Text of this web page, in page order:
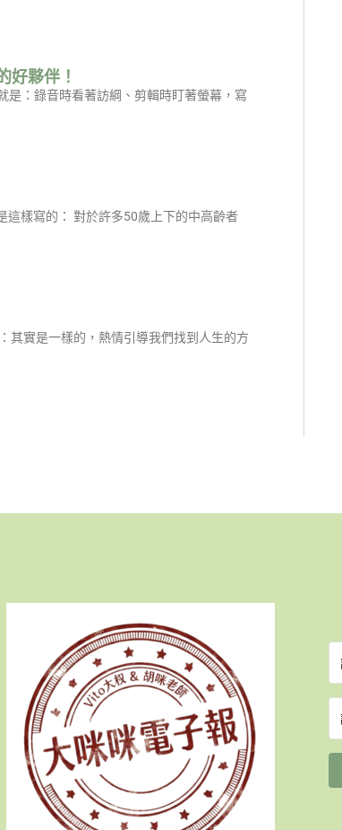
好夥伴！
是：錄音時看著訪綱、剪輯時盯著螢幕，寫
這樣寫的： 對於許多50歲上下的中高齡者
其實是一樣的，熱情引導我們找到人生的方